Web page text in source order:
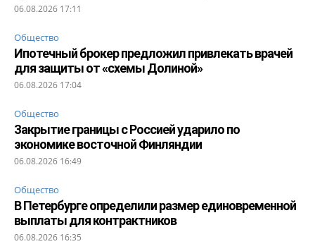
06.08.2026 17:11
Общество
Ипотечный брокер предложил привлекать врачей
для защиты от «схемы Долиной»
06.08.2026 17:04
Общество
Закрытие границы с Россией ударило по
экономике восточной Финляндии
06.08.2026 16:49
Общество
В Петербурге определили размер единовременной
выплаты для контрактников
06.08.2026 16:35